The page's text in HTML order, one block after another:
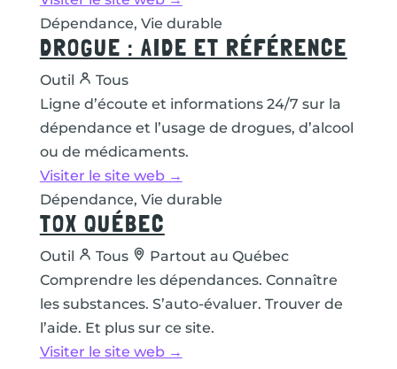
Dépendance, Vie durable
DROGUE : AIDE ET RÉFÉRENCE
Outil
Tous
Ligne d’écoute et informations 24/7 sur la
dépendance et l’usage de drogues, d’alcool
ou de médicaments.
Visiter le site web →
Dépendance, Vie durable
TOX QUÉBEC
Outil Tous
Partout au Québec
Comprendre les dépendances. Connaître
les substances. S’auto-évaluer. Trouver de
l’aide. Et plus sur ce site.
Visiter le site web →